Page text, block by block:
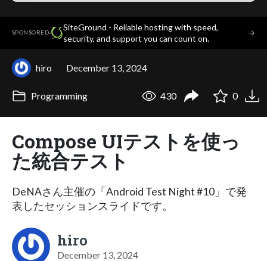
SPONSORED·
SiteGround - Reliable hosting with speed,
security, and support you can count on.
→
hiro December 13, 2024
Programming 430 0
Compose UIテストを使っ
た統合テスト
DeNAさん主催の「Android Test Night #10」で発
表したセッションスライドです。
hiro
December 13, 2024